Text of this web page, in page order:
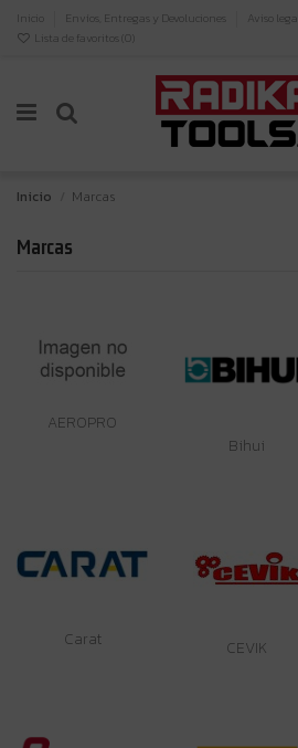
Inicio Envíos, Entregas y Devoluciones
Aviso legal
Lista de favoritos ( 0)
Inicio Marcas
Marcas
AEROPRO
Bihui
Carat CEVIK